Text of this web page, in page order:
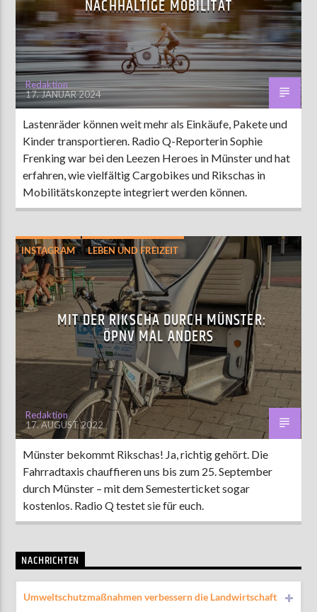
AKTUELLE SENDUNG
MOEBIUS
00:00 09:00
ZU HÖREN IN Münster90,9 MHz Steinfurt103,9 MHz
NACHHALTIGE MOBILITÄT
Redaktion
17. JANUAR 2024
Lastenräder können weit mehr als Einkäufe, Pakete und
Kinder transportieren. Radio Q-Reporterin Sophie
Frenking war bei den Leezen Heroes in Münster und hat
erfahren, wie vielfältig Cargobikes und Rikschas in
Mobilitätskonzepte integriert werden können.
INSTAGRAM LEBEN UND FREIZEIT
MÜNSTER
MIT DER RIKSCHA DURCH MÜNSTER:
ÖPNV MAL ANDERS
Redaktion
17. AUGUST 2022
Münster bekommt Rikschas! Ja, richtig gehört. Die
Fahrradtaxis chauffieren uns bis zum 25. September
durch Münster – mit dem Semesterticket sogar
kostenlos. Radio Q testet sie für euch.
NACHRICHTEN
Umweltschutzmaßnahmen verbessern die Landwirtschaft